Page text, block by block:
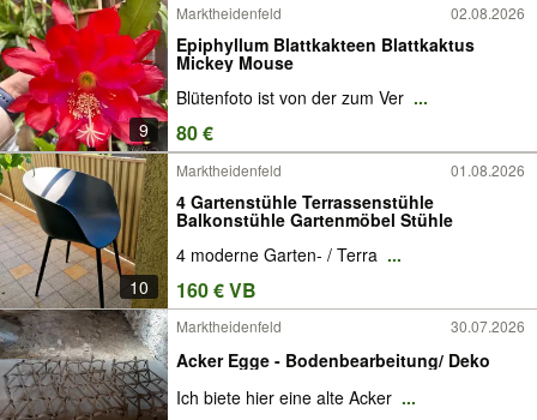
9
Marktheidenfeld 02.08.2026
Epiphyllum Blattkakteen Blattkaktus
Mickey Mouse
Blütenfoto ist von der zum Ver ...
80 €
10
Marktheidenfeld 01.08.2026
4 Gartenstühle Terrassenstühle
Balkonstühle Gartenmöbel Stühle
4 moderne Garten- / Terra ...
160 € VB
Marktheidenfeld 30.07.2026
Acker Egge - Bodenbearbeitung/ Deko
Ich biete hier eine alte Acker ...